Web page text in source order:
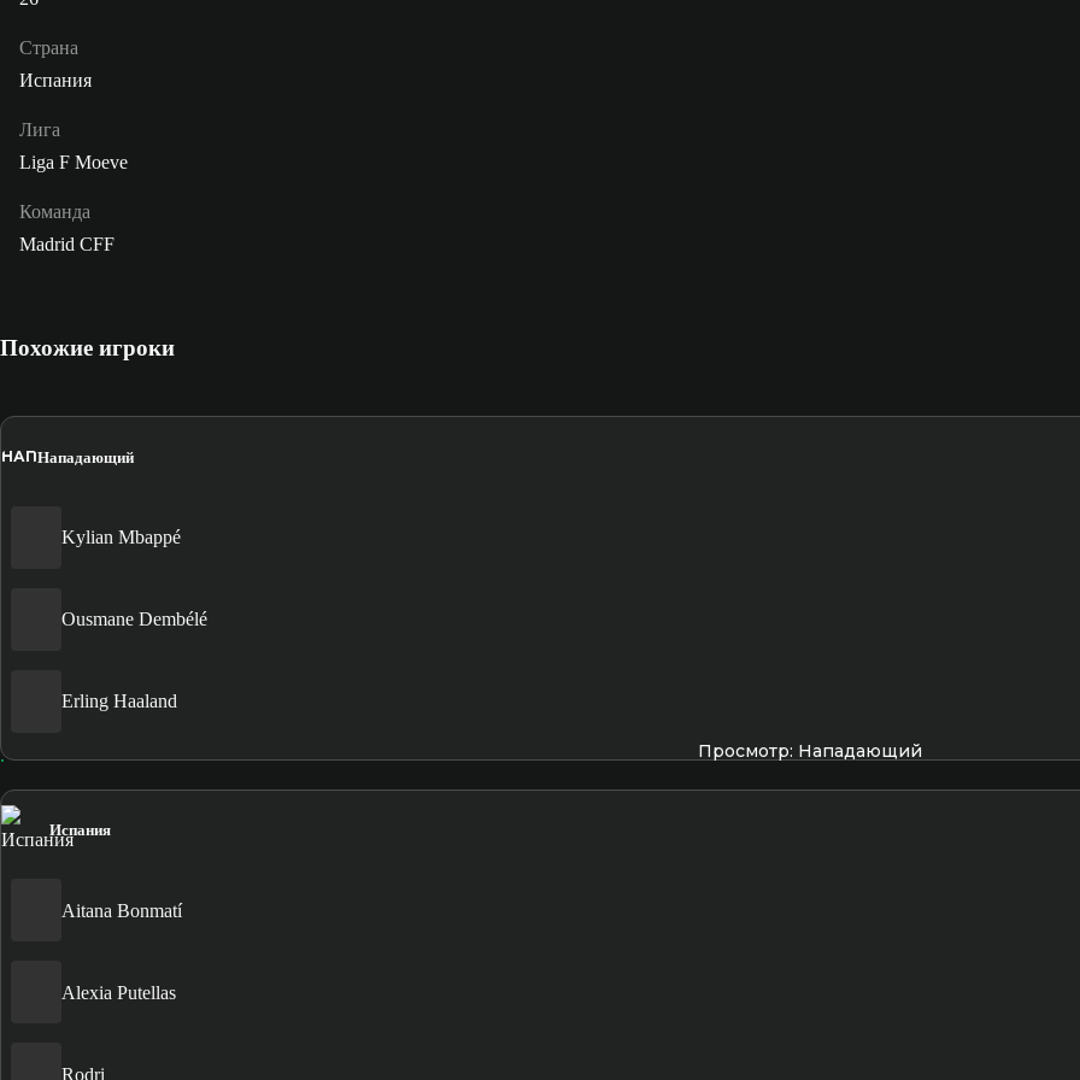
Страна
Испания
Лига
Liga F Moeve
Команда
Madrid CFF
Похожие игроки
НАПНападающий
Kylian Mbappé
Ousmane Dembélé
Erling Haaland
Просмотр: Нападающий
Испания
Aitana Bonmatí
Alexia Putellas
Rodri